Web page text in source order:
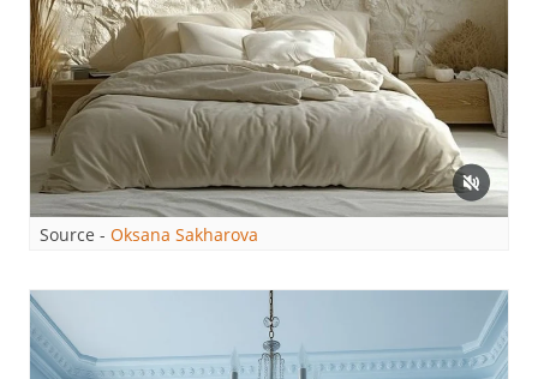
Source - Oksana Sakharova